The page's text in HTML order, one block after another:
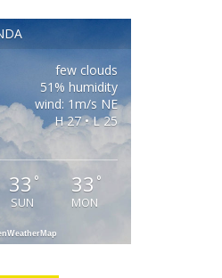
few clouds
51% humidity
wind: 1m/s NE
H 27 • L 25
33°
SUN
33 °
MON